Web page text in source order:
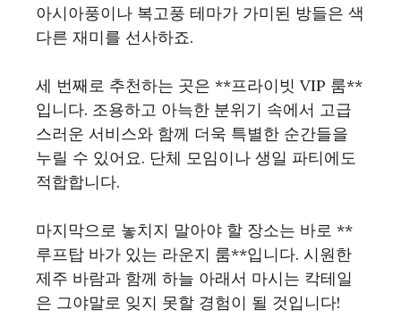
아시아풍이나 복고풍 테마가 가미된 방들은 색
다른 재미를 선사하죠.
세 번째로 추천하는 곳은 **프라이빗 VIP 룸**
입니다. 조용하고 아늑한 분위기 속에서 고급
스러운 서비스와 함께 더욱 특별한 순간들을
누릴 수 있어요. 단체 모임이나 생일 파티에도
적합합니다.
마지막으로 놓치지 말아야 할 장소는 바로 **
루프탑 바가 있는 라운지 룸**입니다. 시원한
제주 바람과 함께 하늘 아래서 마시는 칵테일
은 그야말로 잊지 못할 경험이 될 것입니다!